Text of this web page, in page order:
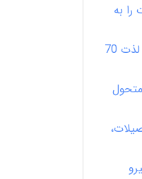
به
مشاوره ازدواج (انتخاب درست برای لذت 70